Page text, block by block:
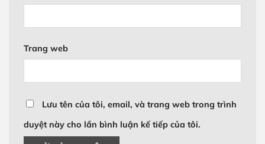
Trang web
Lưu tên của tôi, email, và trang web trong trình
duyệt này cho lần bình luận kế tiếp của tôi.